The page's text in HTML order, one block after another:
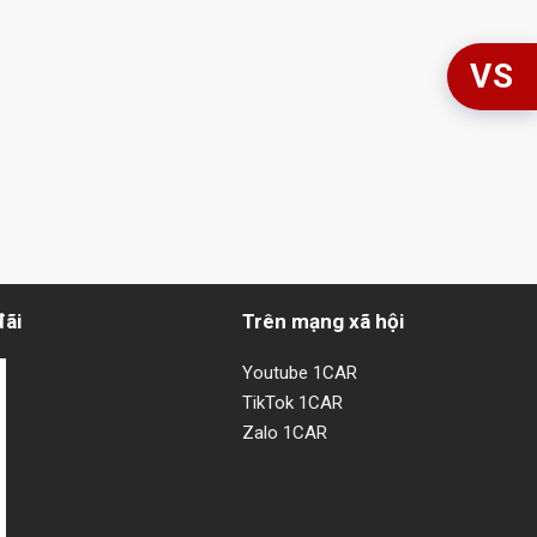
Trên mạng xã hội
Youtube 1CAR
TikTok 1CAR
Zalo 1CAR
VS